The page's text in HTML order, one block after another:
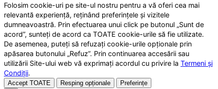
Folosim cookie-uri pe site-ul nostru pentru a vă oferi cea mai
relevantă experiență, reținând preferințele și vizitele
dumneavoastră. Prin efectuarea unui click pe butonul „Sunt de
acord”, sunteți de acord ca TOATE cookie-urile să fie utilizate.
De asemenea, puteți să refuzați cookie-urile opționale prin
apăsarea butonului „Refuz”. Prin continuarea accesării sau
utilizării Site-ului web vă exprimați acordul cu privire la Termeni și
Condiții.
Accept TOATE Resping opționale
Preferințe